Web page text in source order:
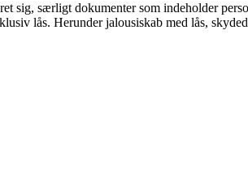
sig, særligt dokumenter som indeholder
lås. Herunder jalousiskab med lås,